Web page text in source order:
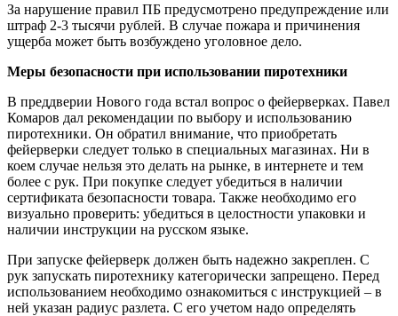
За нарушение правил ПБ предусмотрено предупреждение или
штраф 2-3 тысячи рублей. В случае пожара и причинения
ущерба может быть возбуждено уголовное дело.
Меры безопасности при использовании пиротехники
В преддверии Нового года встал вопрос о фейерверках. Павел
Комаров дал рекомендации по выбору и использованию
пиротехники. Он обратил внимание, что приобретать
фейерверки следует только в специальных магазинах. Ни в
коем случае нельзя это делать на рынке, в интернете и тем
более с рук. При покупке следует убедиться в наличии
сертификата безопасности товара. Также необходимо его
визуально проверить: убедиться в целостности упаковки и
наличии инструкции на русском языке.
При запуске фейерверк должен быть надежно закреплен. С
рук запускать пиротехнику категорически запрещено. Перед
использованием необходимо ознакомиться с инструкцией – в
ней указан радиус разлета. С его учетом надо определять